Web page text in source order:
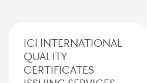
ICI INTERNATIONAL
QUALITY
CERTIFICATES